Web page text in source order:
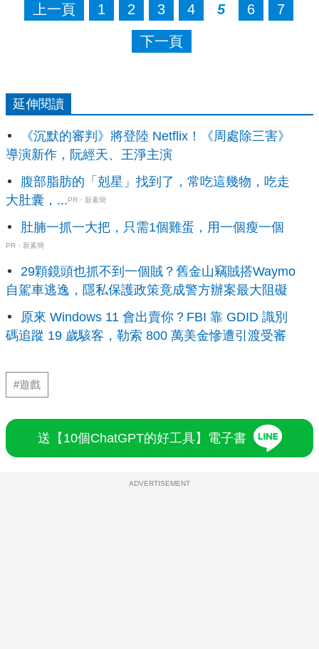
上一頁 1 2 3 4 5 6 7
下一頁
延伸閱讀
《沉默的審判》將登陸 Netflix！《周處除三害》
導演新作，阮經天、王淨主演
腹部脂肪的「剋星」找到了，常吃這幾物，吃走
大肚囊，...PR・新素簡
肚腩一抓一大把，只需1個雞蛋，用一個瘦一個
PR・新素簡
29顆鏡頭也抓不到一個賊？舊金山竊賊搭Waymo
自駕車逃逸，隱私保護政策竟成警方辦案最大阻礙
原來 Windows 11 會出賣你？FBI 靠 GDID 識別
碼追蹤 19 歲駭客，勒索 800 萬美金慘遭引渡受審
#遊戲
送【10個ChatGPT的好工具】電子書
ADVERTISEMENT